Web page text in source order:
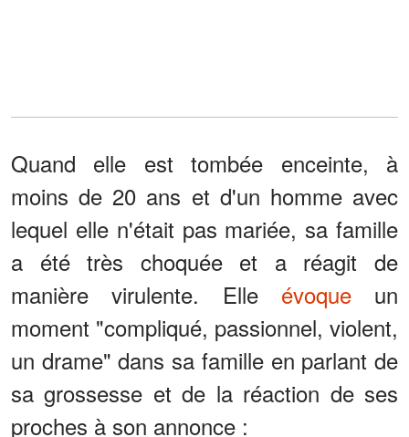
Quand elle est tombée enceinte, à
moins de 20 ans et d'un homme avec
lequel elle n'était pas mariée, sa famille
a été très choquée et a réagit de
manière virulente. Elle évoqueun
moment "compliqué, passionnel, violent,
un drame" dans sa famille en parlant de
sa grossesse et de la réaction de ses
proches à son annonce :